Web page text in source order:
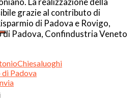
grazie al contributo di
di Padova e Rovigo,
di Padova, Confindustria Veneto
Chiesaluoghi
Padova